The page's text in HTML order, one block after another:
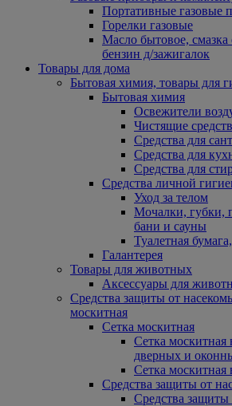
Портативные газовые
Горелки газовые
Масло бытовое, смазка
бензин д/зажигалок
Товары для дома
Бытовая химия, товары для
Бытовая химия
Освежители
Чистящие
Средства для
Средства для
Средства для
Средства личной
Уход за телом
Мочалки, губки,
бани и сауны
Туалетная
Галантерея
Товары для животных
Аксессуары для
Средства защиты от
москитная
Сетка москитная
Сетка москитная
дверных и
Сетка москитная
Средства защиты от
Средства защиты